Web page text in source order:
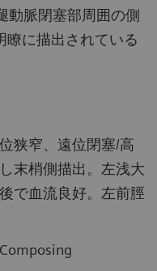
動脈閉塞部周囲の側
瞭に描出されている
狭窄、遠位閉塞/高
末梢側描出。左浅大
で血流良好。左前脛